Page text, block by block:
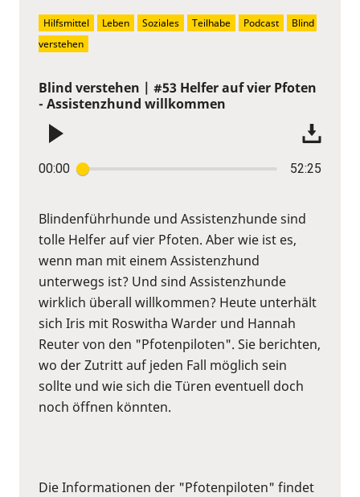
Blind verstehen | #53 Helfer auf vier Pfoten
- Assistenzhund willkommen
00:00 52:25
Blindenführhunde und Assistenzhunde sind
tolle Helfer auf vier Pfoten. Aber wie ist es,
wenn man mit einem Assistenzhund
unterwegs ist? Und sind Assistenzhunde
wirklich überall willkommen? Heute unterhält
sich Iris mit Roswitha Warder und Hannah
Reuter von den "Pfotenpiloten". Sie berichten,
wo der Zutritt auf jeden Fall möglich sein
sollte und wie sich die Türen eventuell doch
noch öffnen könnten.
Die Informationen der "Pfotenpiloten" findet
Hilfsmittel Leben Soziales Teilhabe Podcast
Blind
verstehen